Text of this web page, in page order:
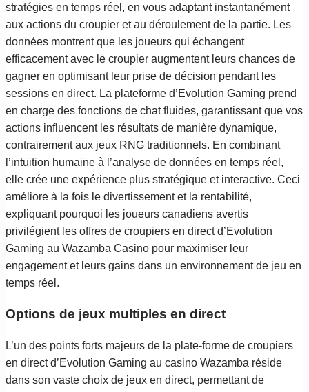
stratégies en temps réel, en vous adaptant instantanément
aux actions du croupier et au déroulement de la partie. Les
données montrent que les joueurs qui échangent
efficacement avec le croupier augmentent leurs chances de
gagner en optimisant leur prise de décision pendant les
sessions en direct. La plateforme d’Evolution Gaming prend
en charge des fonctions de chat fluides, garantissant que vos
actions influencent les résultats de manière dynamique,
contrairement aux jeux RNG traditionnels. En combinant
l’intuition humaine à l’analyse de données en temps réel,
elle crée une expérience plus stratégique et interactive. Ceci
améliore à la fois le divertissement et la rentabilité,
expliquant pourquoi les joueurs canadiens avertis
privilégient les offres de croupiers en direct d’Evolution
Gaming au Wazamba Casino pour maximiser leur
engagement et leurs gains dans un environnement de jeu en
temps réel.
Options de jeux multiples en direct
L’un des points forts majeurs de la plate-forme de croupiers
en direct d’Evolution Gaming au casino Wazamba réside
dans son vaste choix de jeux en direct, permettant de